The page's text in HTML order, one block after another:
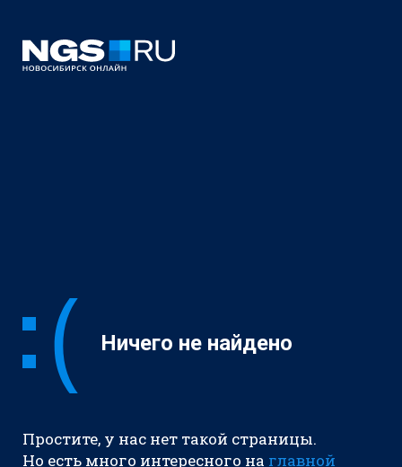
Ничего не найдено
Простите, у нас нет такой страницы.
Но есть много интересного на главной